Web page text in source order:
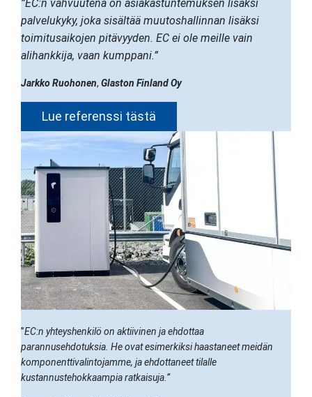
”EC:n vahvuutena on asiakastuntemuksen lisäksi
palvelukyky, joka sisältää muutoshallinnan lisäksi
toimitusaikojen pitävyyden. EC ei ole meille vain
alihankkija, vaan kumppani.”
Jarkko Ruohonen, Glaston Finland Oy
Lue referenssi tästä
”EC:n yhteyshenkilö on aktiivinen ja ehdottaa
parannusehdotuksia. He ovat esimerkiksi haastaneet meidän
komponenttivalintojamme, ja ehdottaneet tilalle
kustannustehokkaampia ratkaisuja.”